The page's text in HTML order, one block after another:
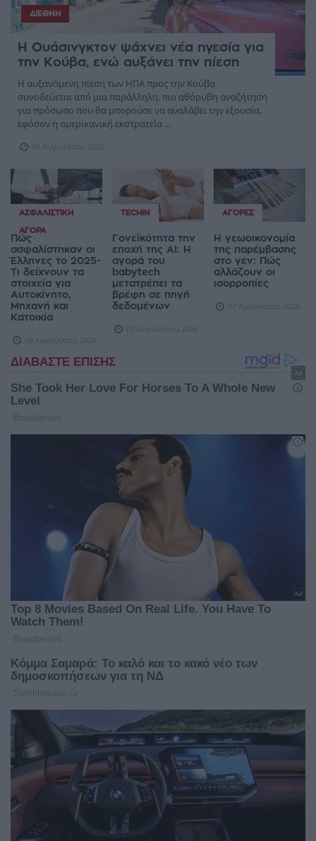
ΔΙΕΘΝΉ
Η Ουάσινγκτον ψάχνει νέα ηγεσία για
την Κούβα, ενώ αυξάνει την πίεση
Η αυξανόμενη πίεση των ΗΠΑ προς την Κούβα
συνοδεύεται από μια παράλληλη, πιο αθόρυβη αναζήτηση
για πρόσωπο που θα μπορούσε να αναλάβει την εξουσία,
εφόσον η αμερικανική εκστρατεία ...
08 Αυγούστου 2026
ΑΣΦΑΛΙΣΤΙΚΉ
ΑΓΟΡΆ
Πώς
ασφαλίστηκαν οι
Έλληνες το 2025-
Τι δείχνουν τα
στοιχεία για
Αυτοκίνητο,
Μηχανή και
Κατοικία
08 Αυγούστου 2026
TECHIN
Γονεϊκότητα την
εποχή της AI: Η
αγορά του
babytech
μετατρέπει τα
βρέφη σε πηγή
δεδομένων
07 Αυγούστου 2026
ΑΓΟΡΈΣ
Η γεωοικονομία
της παρέμβασης
στο γεν: Πώς
αλλάζουν οι
ισορροπίες
07 Αυγούστου 2026